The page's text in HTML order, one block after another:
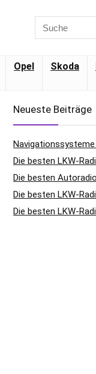
Opel Skoda
Neueste Beiträge
Die besten LKW-
Die besten
Die besten LKW-
Die besten LKW-